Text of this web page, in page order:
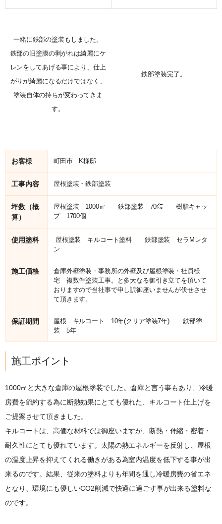
一緒に鉄部の塗装もしました。
鉄部の旧塗膜の剥がれは綺麗にケ
レンをしてあげる事により、仕上
がりが綺麗になるだけではなく、
塗装自体の持ちが変わってきま
す。
鉄部塗装完了。
お客様 町田市 K様邸
工事内容 屋根塗装・鉄部塗装
坪数（概
算）
屋根塗装 1000㎡ 鉄部塗装 70㍍ 樹脂キャッ
プ 1700個
使用塗料
屋根塗装 キルコート塗料 鉄部塗装 セラМレタ
ン
施工価格
倉庫外壁塗装・事務所の外壁及び屋根塗装・社員様
宅 複数件塗装工事。と多大なる御引き立てを頂いて
おりますので当社事で申し訳御座いませんが伏せさせ
て頂きます。
保証期間
屋根 キルコート 10年(クリア塗装7年) 鉄部塗
装 5年
施工ポイント
1000㎡と大きな倉庫の屋根塗装でした。倉庫と言う事もあり、冷暖
房費を節約する為に断熱効果にとても優れた、キルコート仕上げを
ご提案させて頂きました。
キルコートは、高価な材料では御座いますが、断熱・伸縮・密着・
耐久性にとても優れています。太陽の熱エネルギーを反射し、屋根
の温度上昇を抑えてくれる働きがある為室内温度を低下する事が出
来るのです。結果、従来の塗料よりも年間を通し冷暖房費の省エネ
となり、環境にも優しいCO2削減で快適に過ごす事が出来る塗料な
のです。